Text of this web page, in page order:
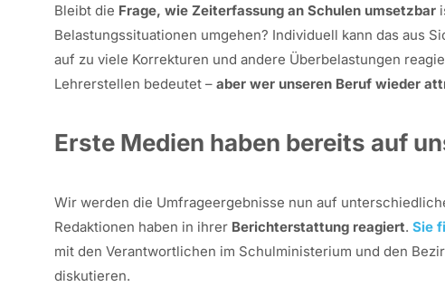
Bleibt die Frage, wie Zeiterfassung an Schulen umsetzbar
Belastungssituationen umgehen? Individuell kann das aus
auf zu viele Korrekturen und andere Überbelastungen
Lehrerstellen bedeutet – aber wer unseren Beruf wieder
Erste Medien haben bereits auf
Wir werden die Umfrageergebnisse nun auf
Redaktionen haben in ihrer Berichterstattung reagiert. Sie
mit den Verantwortlichen im Schulministerium und den
diskutieren.